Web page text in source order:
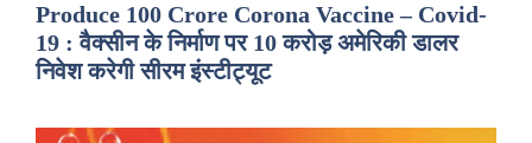
Produce 100 Crore Corona Vaccine – Covid-
19 : वैक्सीन के निर्माण पर 10 करोड़ अमेरिकी डालर
निवेश करेगी सीरम इंस्टीट्यूट